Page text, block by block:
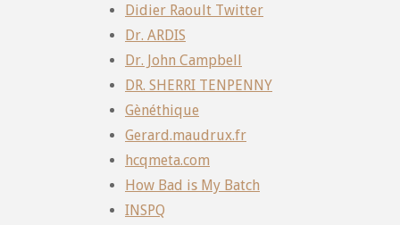
Didier Raoult Twitter
Dr. ARDIS
Dr. John Campbell
DR. SHERRI TENPENNY
Gènéthique
Gerard.maudrux.fr
hcqmeta.com
How Bad is My Batch
INSPQ